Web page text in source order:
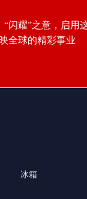
“闪耀”之意，启用
全球的精彩事业
冰箱